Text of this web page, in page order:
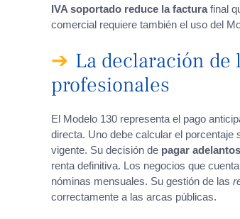
IVA soportado reduce la facturafinal
comercial requiere también el uso del
La declaración de
profesionales
El Modelo 130 representa el pago
directa. Uno debe calcular el
vigente. Su decisión de pagar
renta definitiva. Los negocios que
nóminas mensuales. Su gestión de las
correctamente a las arcas públicas.